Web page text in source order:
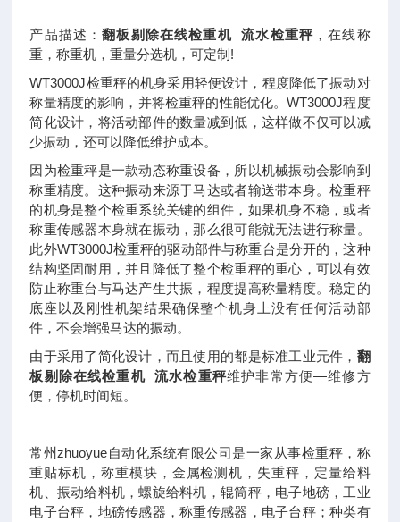
产品描述：翻板剔除在线检重机 流水检重秤 ，在线称
重，称重机，重量分选机，可定制!
WT3000J检重秤的机身采用轻便设计，程度降低了振动对
称量精度的影响，并将检重秤的性能优化。WT3000J程度
简化设计，将活动部件的数量减到低，这样做不仅可以减
少振动，还可以降低维护成本。
因为检重秤是一款动态称重设备，所以机械振动会影响到
称重精度。这种振动来源于马达或者输送带本身。检重秤
的机身是整个检重系统关键的组件，如果机身不稳，或者
称重传感器本身就在振动，那么很可能就无法进行称量。
此外WT3000J检重秤的驱动部件与称重台是分开的，这种
结构坚固耐用，并且降低了整个检重秤的重心，可以有效
防止称重台与马达产生共振，程度提高称量精度。稳定的
底座以及刚性机架结果确保整个机身上没有任何活动部
件，不会增强马达的振动。
由于采用了简化设计，而且使用的都是标准工业元件， 翻
板剔除在线检重机 流水检重秤维护非常方便—维修方
便，停机时间短。
常州zhuoyue自动化系统有限公司是一家从事检重秤，称
重贴标机，称重模块，金属检测机，失重秤，定量给料
机、振动给料机，螺旋给料机，辊筒秤，电子地磅，工业
电子台秤，地磅传感器，称重传感器，电子台秤；种类有